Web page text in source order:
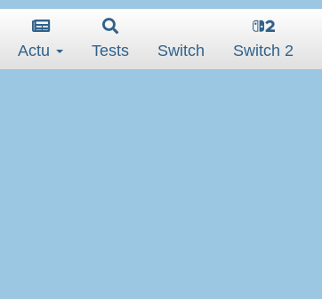
Actu Tests Switch Switch 2